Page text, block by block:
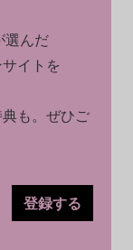
選んだ
イトを
も。ぜひご
登録する